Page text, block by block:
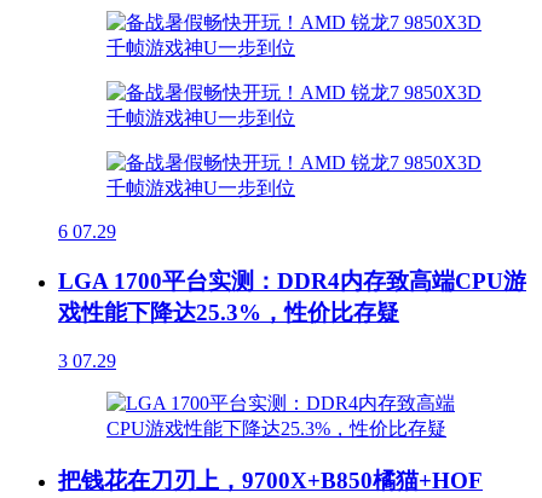
6 07.29
LGA 1700平台实测：DDR4内存致高端CPU游
戏性能下降达25.3%，性价比存疑
3 07.29
把钱花在刀刃上，9700X+B850橘猫+HOF